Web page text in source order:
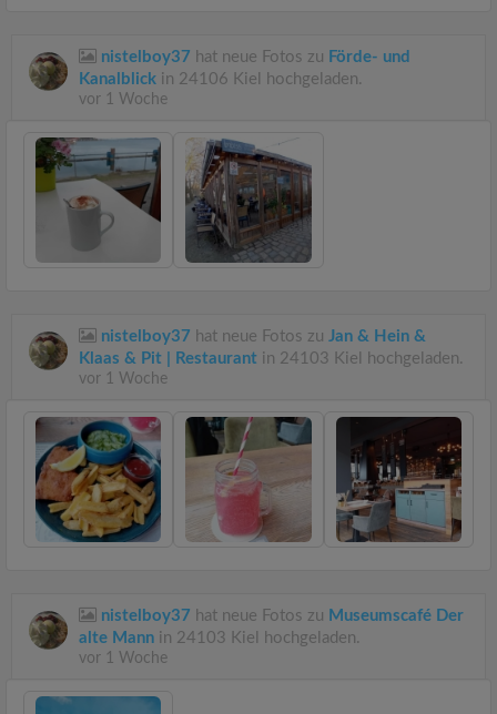
nistelboy37 hat neue Fotos zu Förde- und
Kanalblick in 24106 Kiel hochgeladen.
vor 1 Woche
nistelboy37 hat neue Fotos zu Jan & Hein &
Klaas & Pit | Restaurant in 24103 Kiel hochgeladen.
vor 1 Woche
nistelboy37 hat neue Fotos zu Museumscafé Der
alte Mann in 24103 Kiel hochgeladen.
vor 1 Woche